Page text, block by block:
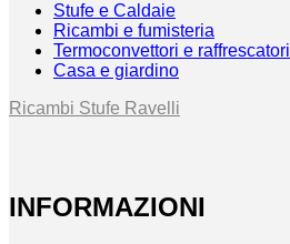
Stufe e Caldaie
Ricambi e fumisteria
Termoconvettori e raffrescatori
Casa e giardino
Ricambi Stufe Ravelli
INFORMAZIONI